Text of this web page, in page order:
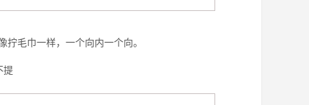
毛巾一样，一个向内一个向。
提